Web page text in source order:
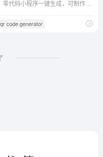
code generator